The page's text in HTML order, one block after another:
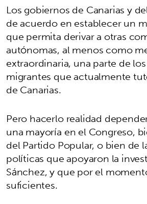
Los gobiernos de Canarias y
de acuerdo en establecer un
que permita derivar a otras
autónomas, al menos como
extraordinaria, una parte de
migrantes que actualmente
de Canarias.
Pero hacerlo realidad
una mayoría en el Congreso,
del Partido Popular, o bien de
políticas que apoyaron la
Sánchez, y que por el
suficientes.